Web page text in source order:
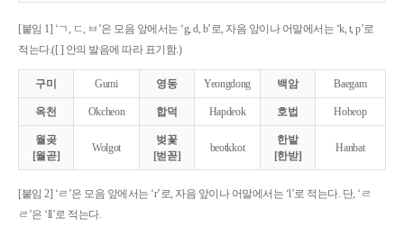
[붙임 1] ‘ㄱ, ㄷ, ㅂ’은 모음 앞에서는 ‘g, d, b’로, 자음 앞이나 어말에서는 ‘k, t, p’로
적는다.([ ] 안의 발음에 따라 표기함.)
구미 Gumi 영동 Yeongdong 백암 Baegam
옥천 Okcheon 합덕 Hapdeok 호법 Hobeop
월곶
[월곧]
Wolgot
벚꽃
[벋꼳]
beotkkot
한밭
[한받]
Hanbat
[붙임 2] ‘ㄹ’은 모음 앞에서는 ‘r’로, 자음 앞이나 어말에서는 ‘l’로 적는다. 단, ‘ㄹ
ㄹ’은 ‘ll’로 적는다.